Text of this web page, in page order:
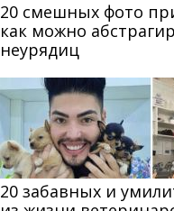
20 смешных фото
как можно
неурядиц
20 забавных и